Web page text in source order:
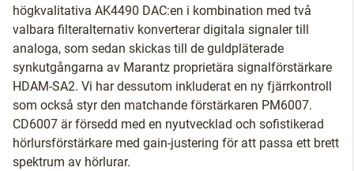
högkvalitativa AK4490 DAC:en i kombination med två
valbara filteralternativ konverterar digitala signaler till
analoga, som sedan skickas till de guldpläterade
synkutgångarna av Marantz proprietära signalförstärkare
HDAM-SA2. Vi har dessutom inkluderat en ny fjärrkontroll
som också styr den matchande förstärkaren PM6007.
CD6007 är försedd med en nyutvecklad och sofistikerad
hörlursförstärkare med gain-justering för att passa ett brett
spektrum av hörlurar.